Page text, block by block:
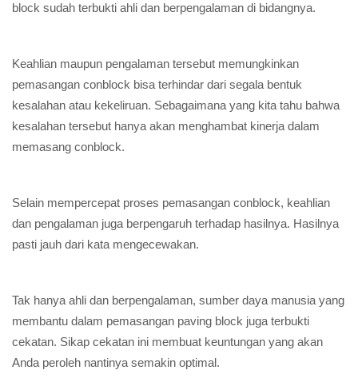
block sudah terbukti ahli dan berpengalaman di bidangnya.
Keahlian maupun pengalaman tersebut memungkinkan
pemasangan conblock bisa terhindar dari segala bentuk
kesalahan atau kekeliruan. Sebagaimana yang kita tahu bahwa
kesalahan tersebut hanya akan menghambat kinerja dalam
memasang conblock.
Selain mempercepat proses pemasangan conblock, keahlian
dan pengalaman juga berpengaruh terhadap hasilnya. Hasilnya
pasti jauh dari kata mengecewakan.
Tak hanya ahli dan berpengalaman, sumber daya manusia yang
membantu dalam pemasangan paving block juga terbukti
cekatan. Sikap cekatan ini membuat keuntungan yang akan
Anda peroleh nantinya semakin optimal.